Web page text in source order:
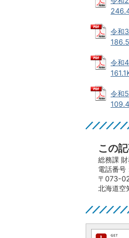
令和
令和
令和
この
総務課
電話番
〒073-
北海道空